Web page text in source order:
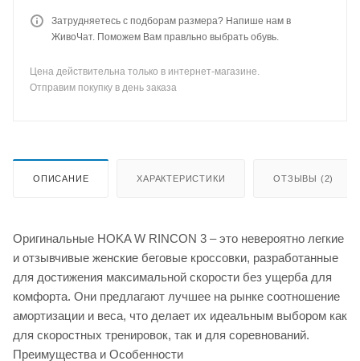
Затрудняетесь с подборам размера? Напише нам в
ЖивоЧат. Поможем Вам правльно выбрать обувь.
Цена действительна только в интернет-магазине.
Отправим покупку в день заказа
ОПИСАНИЕ ХАРАКТЕРИСТИКИ ОТЗЫВЫ (2)
Оригинальные HOKA W RINCON 3 – это невероятно легкие
и отзывчивые женские беговые кроссовки, разработанные
для достижения максимальной скорости без ущерба для
комфорта. Они предлагают лучшее на рынке соотношение
амортизации и веса, что делает их идеальным выбором как
для скоростных тренировок, так и для соревнований.
Преимущества и Особенности